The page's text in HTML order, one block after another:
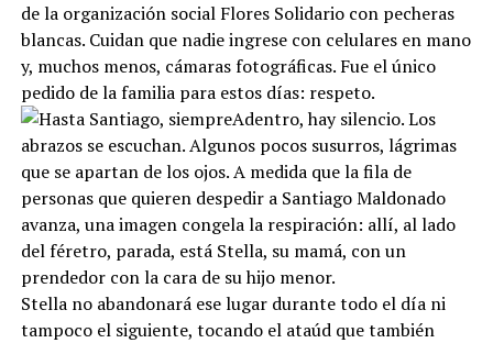
de la organización social Flores Solidario con pecheras
blancas. Cuidan que nadie ingrese con celulares en mano
y, muchos menos, cámaras fotográficas. Fue el único
pedido de la familia para estos días: respeto.
Adentro, hay silencio. Los
abrazos se escuchan. Algunos pocos susurros, lágrimas
que se apartan de los ojos. A medida que la fila de
personas que quieren despedir a Santiago Maldonado
avanza, una imagen congela la respiración: allí, al lado
del féretro, parada, está Stella, su mamá, con un
prendedor con la cara de su hijo menor.
Stella no abandonará ese lugar durante todo el día ni
tampoco el siguiente, tocando el ataúd que también